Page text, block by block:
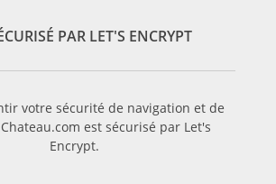
PAR LET'S ENCRYPT
votre sécurité de navigation et de
est sécurisé par Let's
Encrypt.